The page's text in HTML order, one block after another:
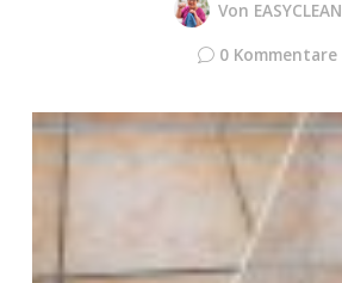
Von EASYCLEAN
0 Kommentare